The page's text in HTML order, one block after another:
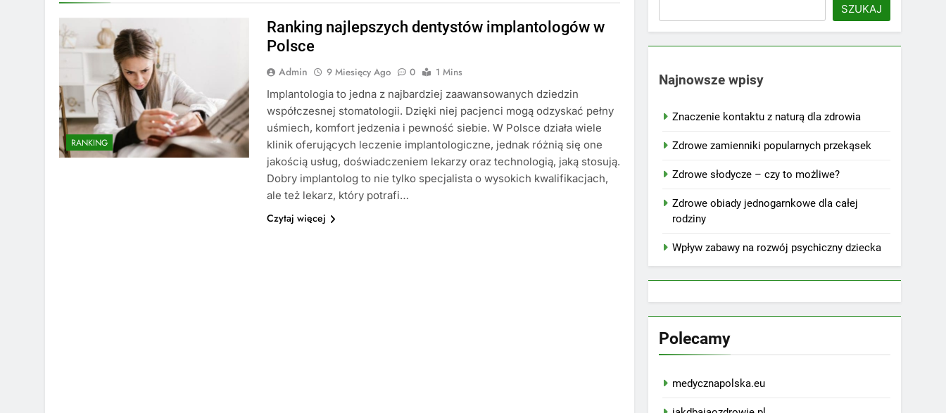
RANKING
Ranking najlepszych dentystów implantologów w
Polsce
Admin 9 Miesięcy Ago 0
1 Mins
Implantologia to jedna z najbardziej zaawansowanych dziedzin
współczesnej stomatologii. Dzięki niej pacjenci mogą odzyskać pełny
uśmiech, komfort jedzenia i pewność siebie. W Polsce działa wiele
klinik oferujących leczenie implantologiczne, jednak różnią się one
jakością usług, doświadczeniem lekarzy oraz technologią, jaką stosują.
Dobry implantolog to nie tylko specjalista o wysokich kwalifikacjach,
ale też lekarz, który potrafi…
Czytaj więcej
SZUKAJ
Najnowsze wpisy
Znaczenie kontaktu z naturą dla zdrowia
Zdrowe zamienniki popularnych przekąsek
Zdrowe słodycze – czy to możliwe?
Zdrowe obiady jednogarnkowe dla całej
rodziny
Wpływ zabawy na rozwój psychiczny dziecka
Polecamy
medycznapolska.eu